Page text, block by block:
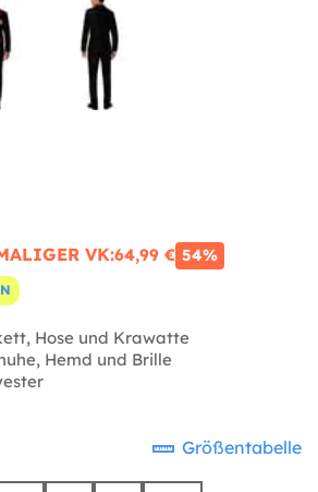
VK:64,99 € 54%
Hose und Krawatte
Hemd und Brille
Größentabelle